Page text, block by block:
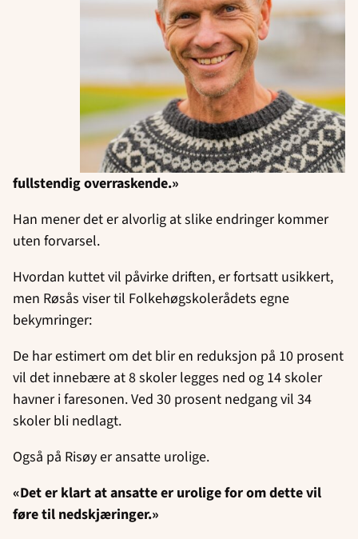
fullstendig overraskende.»
Han mener det er alvorlig at slike endringer kommer
uten forvarsel.
Hvordan kuttet vil påvirke driften, er fortsatt usikkert,
men Røsås viser til Folkehøgskolerådets egne
bekymringer:
De har estimert om det blir en reduksjon på 10 prosent
vil det innebære at 8 skoler legges ned og 14 skoler
havner i faresonen. Ved 30 prosent nedgang vil 34
skoler bli nedlagt.
Også på Risøy er ansatte urolige.
«Det er klart at ansatte er urolige for om dette vil
føre til nedskjæringer.»